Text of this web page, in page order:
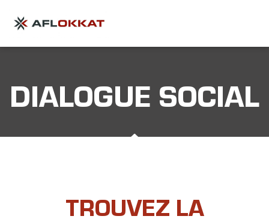
DIALOGUE SOCIAL
TROUVEZ LA